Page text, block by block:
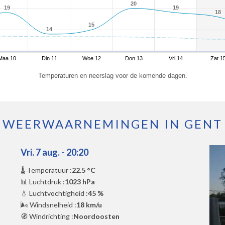
19
19
14
14
15
15
20
20
19
19
18
18
10 Din 11 Woe 12 Don 13 Vri 14 Zat
Temperaturen en neerslag voor de komende dagen.
WEERWAARNEMINGEN IN GENT
Vri. 7 aug. - 20:20
🌡️ Temperatuur :22.5 °C
📊 Luchtdruk :1023 hPa
💧 Luchtvochtigheid :45 %
🌬️ Windsnelheid :18 km/u
🧭 Windrichting :Noordoosten